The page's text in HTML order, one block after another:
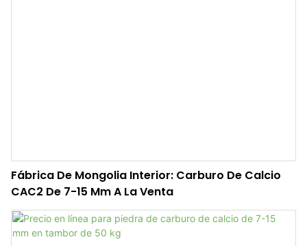
Fábrica De Mongolia Interior: Carburo De Calcio
CAC2 De 7-15 Mm A La Venta